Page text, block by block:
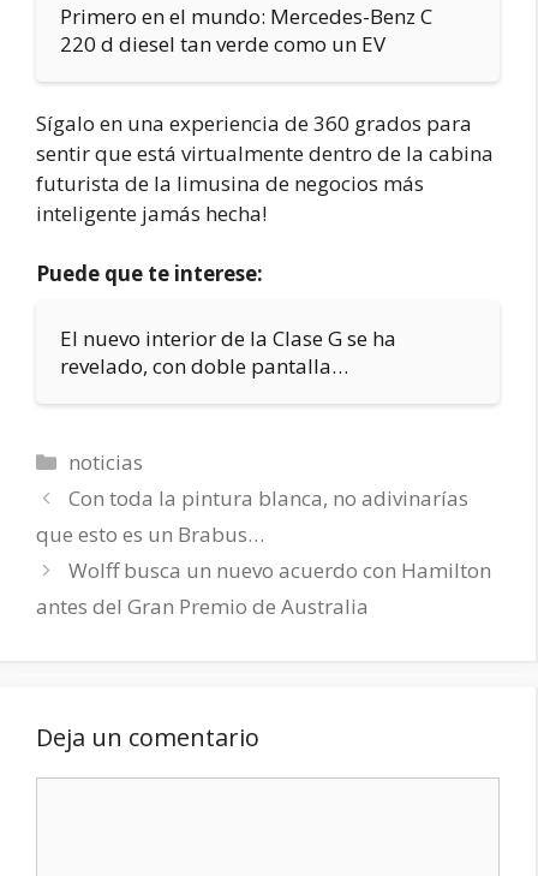
Primero en el mundo: Mercedes-Benz C
220 d diesel tan verde como un EV
Sígalo en una experiencia de 360 grados para
sentir que está virtualmente dentro de la cabina
futurista de la limusina de negocios más
inteligente jamás hecha!
Puede que te interese:
El nuevo interior de la Clase G se ha
revelado, con doble pantalla…
Categorías
noticias
Con toda la pintura blanca, no adivinarías
que esto es un Brabus…
Wolff busca un nuevo acuerdo con Hamilton
antes del Gran Premio de Australia
Deja un comentario